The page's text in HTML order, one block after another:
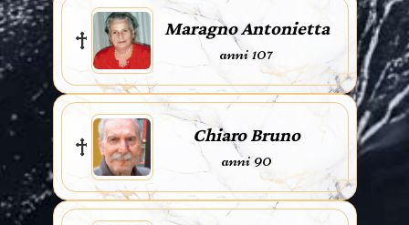
Maragno Antonietta
anni 107
Chiaro Bruno
anni 90